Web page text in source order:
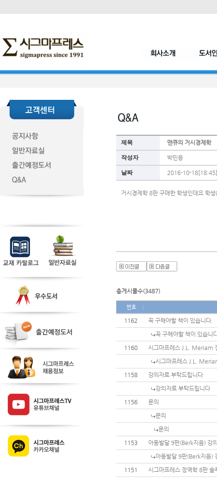
제목 맨큐의 거시경제학
작성자 박민응
날짜 2016-10-18[18:45]
거시경제학 8판 구매한 학생인데요 학
총게시물수(3487)
번호
1162
꼭 구해야할 책이 있습니다.
꼭 구해야할 책이 있습니
1160
시그마프레스 J.L. Meriam
시그마프레스 J.L.
1158
강의자료 부탁드립니다
강의자료 부탁드립니다
1156
문의
문의
문의
1153
아동발달 9판(Berk지음) 강
아동발달 9판(Berk지음)
1151
시그마프레스 정역학 8판 솔